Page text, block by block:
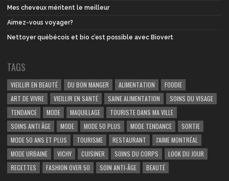
Mes cheveux méritent le meilleur
Aimez-vous voyager?
Nettoyer québécois et bio c’est possible avec Biovert
TAGS
VIEILLIR EN BEAUTÉ DU BON MANGER ALIMENTATION
FOODIE
ART DE VIVRE
VIEILLIR EN SANTÉ SAINE ALIMENTATION
SOINS DU VISAGE
TENDANCE
MODE MAQUILLAGE
TOURISTE DANS MA VILLE
SOINS ANTI ÂGE
MODE MODE 50 PLUS MODE TENDANCE
SORTIE
MODE 50 ANS ET PLUS
TOURISME RESTAURANT
J'AIME MONTRÉAL
MODE URBAINE
VICHY CUISINER SOINS DU CORPS
LOOK DU JOUR
RECETTES
FASHION OVER 50 SOIN ANTI-ÂGE BEAUTÉ